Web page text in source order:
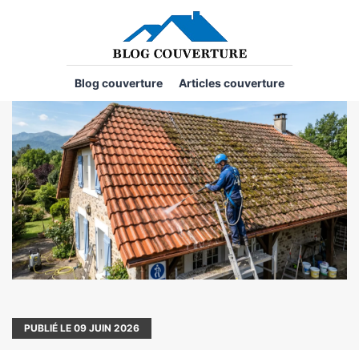
Blog couverture Articles couverture
PUBLIÉ LE 09 JUIN 2026